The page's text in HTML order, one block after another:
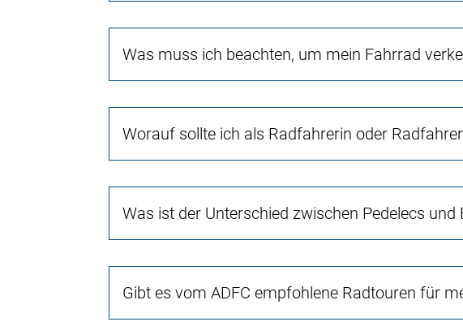
Was muss ich beachten, um mein Fahrrad
Worauf sollte ich als Radfahrerin oder
Was ist der Unterschied zwischen Pedelecs und
Gibt es vom ADFC empfohlene Radtouren für